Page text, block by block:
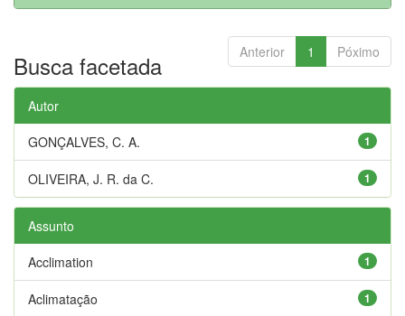
Anterior 1 Póximo
Busca facetada
Autor
1
GONÇALVES, C. A.
1
OLIVEIRA, J. R. da C.
Assunto
1
Acclimation
1
Aclimatação